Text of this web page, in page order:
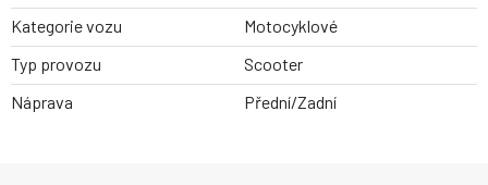
Kategorie vozu
Motocyklové
Typ provozu
Scooter
Náprava
Přední/Zadní